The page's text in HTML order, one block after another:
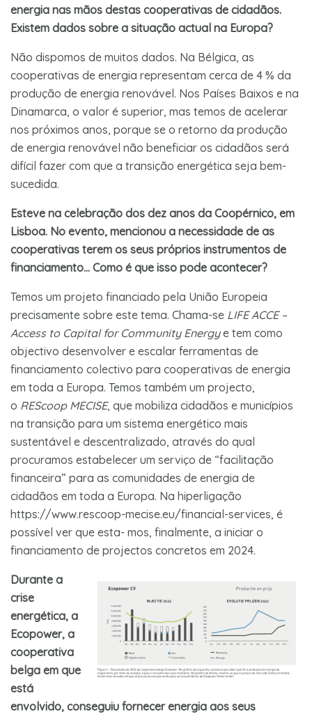
energia nas mãos destas cooperativas de cidadãos.
Existem dados sobre a situação actual na Europa?
Não dispomos de muitos dados. Na Bélgica, as
cooperativas de energia representam cerca de 4 % da
produção de energia renovável. Nos Países Baixos e na
Dinamarca, o valor é superior, mas temos de acelerar
nos próximos anos, porque se o retorno da produção
de energia renovável não beneficiar os cidadãos será
difícil fazer com que a transição energética seja bem-
sucedida.
Esteve na celebração dos dez anos da Coopérnico, em
Lisboa. No evento, mencionou a necessidade de as
cooperativas terem os seus próprios instrumentos de
financiamento… Como é que isso pode acontecer?
Temos um projeto financiado pela União Europeia
precisamente sobre este tema. Chama-se LIFE ACCE –
Access to Capital for Community Energye tem como
objectivo desenvolver e escalar ferramentas de
financiamento colectivo para cooperativas de energia
em toda a Europa. Temos também um projecto,
o REScoop MECISE, que mobiliza cidadãos e municípios
na transição para um sistema energético mais
sustentável e descentralizado, através do qual
procuramos estabelecer um serviço de “facilitação
financeira” para as comunidades de energia de
cidadãos em toda a Europa. Na hiperligação
https://www.rescoop-mecise.eu/financial-services, é
possível ver que esta- mos, finalmente, a iniciar o
financiamento de projectos concretos em 2024.
Durante a
crise
energética, a
Ecopower, a
cooperativa
belga em que
está
envolvido, conseguiu fornecer energia aos seus